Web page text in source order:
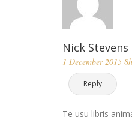
Nick Stevens
1 December 2015
Reply
Te usu libris